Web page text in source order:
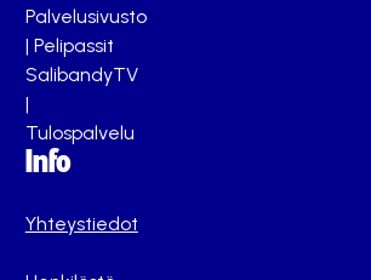
Palvelusivusto
| Pelipassit
SalibandyTV
|
Tulospalvelu
Info
Yhteystiedot